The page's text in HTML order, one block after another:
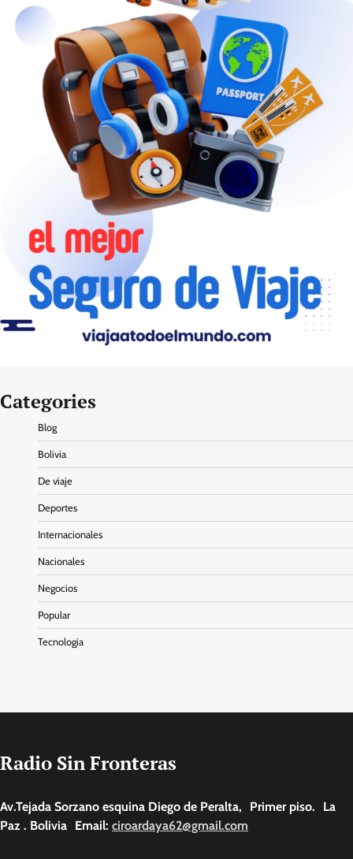
Categories
Blog
Bolivia
De viaje
Deportes
Internacionales
Nacionales
Negocios
Popular
Tecnologia
Radio Sin Fronteras
Av.Tejada Sorzano esquina Diego de Peralta, Primer piso. La
Paz . Bolivia Email: ciroardaya62@gmail.com